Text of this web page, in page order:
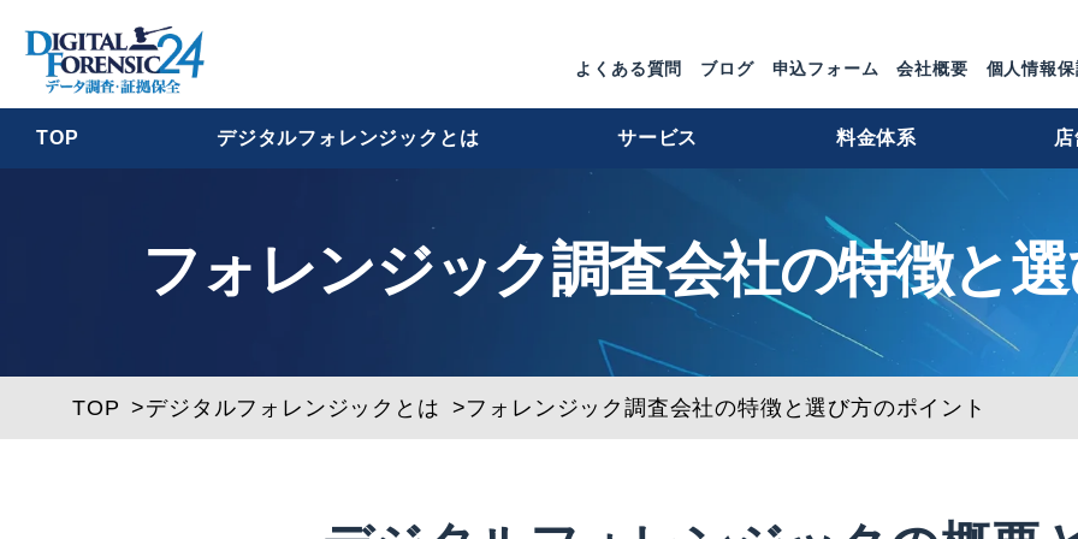
よくある質問 ブログ 申込フォーム 会社概要 個人情報
TOP デジタルフォレンジックとは サービス 料金体系
フォレンジック調査会社の特徴と
TOP デジタルフォレンジックとは フォレンジック調査会社の特徴と選び方のポイント